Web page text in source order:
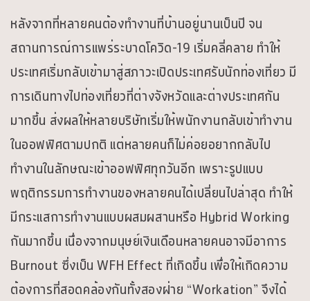
หลังจากที่หลายคนต้องทำงานที่บ้านอยู่นานเป็นปี จน
สถานการณ์การแพร่ระบาดโควิด-19 เริ่มคลี่คลาย ทำให้
ประเทศเริ่มกลับเข้ามาสู่สภาวะเปิดประเทศรับนักท่องเที่ยว มี
การเดินทางไปท่องเที่ยวที่ต่างจังหวัดและต่างประเทศกัน
มากขึ้น ส่งผลให้หลายบริษัทเริ่มให้พนักงานกลับเข้าทำงาน
ในออฟฟิศตามปกติ แต่หลายคนก็ไม่ค่อยอยากกลับไป
ทำงานในลักษณะเข้าออฟฟิศทุกวันอีก เพราะรูปแบบ
พฤติกรรมการทำงานของหลายคนได้เปลี่ยนไปล่าสุด ทำให้
มีกระแสการทำงานแบบผสมผสานหรือ Hybrid Working
กันมากขึ้น เนื่องจากมนุษย์เงินเดือนหลายคนอาจมีอาการ
Burnout ซึ่งเป็น WFH Effect ที่เกิดขึ้น เพื่อให้เกิดความ
ต้องการที่สอดคล้องกันทั้งสองฝ่าย “Workation” จึงได้